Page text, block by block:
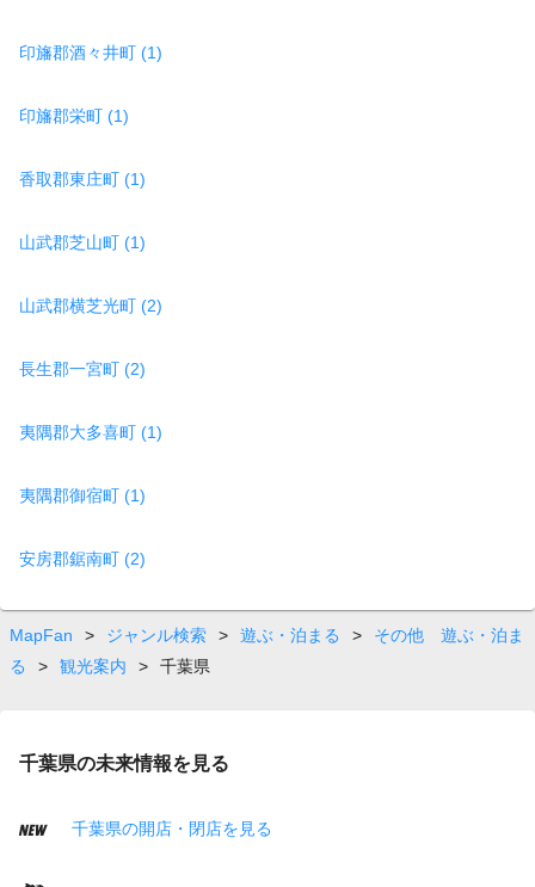
印旛郡酒々井町 (1)
印旛郡栄町 (1)
香取郡東庄町 (1)
山武郡芝山町 (1)
山武郡横芝光町 (2)
長生郡一宮町 (2)
夷隅郡大多喜町 (1)
夷隅郡御宿町 (1)
安房郡鋸南町 (2)
MapFan > ジャンル検索 > 遊ぶ・泊まる >
その他 遊ぶ・泊ま
る
> 観光案内 > 千葉県
千葉県の未来情報を見る
千葉県の開店・閉店を見る